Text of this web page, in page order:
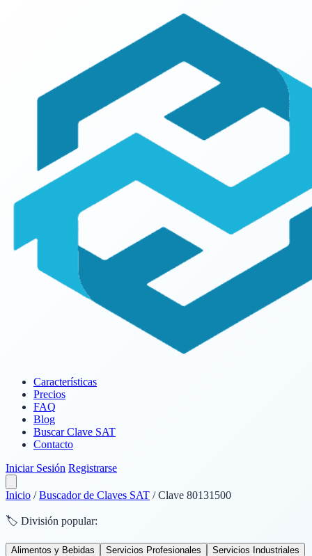
Características
Precios
FAQ
Blog
Buscar Clave SAT
Contacto
Iniciar Sesión Registrarse
Inicio / Buscador de Claves SAT / Clave 80131500
🏷️ División popular:
Alimentos y Bebidas Servicios Profesionales
Servicios Industriales